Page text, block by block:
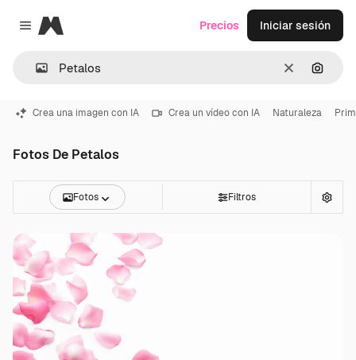
Close menu
Magnific
Borrar
Precios Iniciar sesión
Crea una imagen con IA Crea un vídeo con IA Naturaleza
Fotos De Petalos
Fotos Filtros